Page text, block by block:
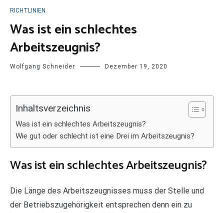
RICHTLINIEN
Was ist ein schlechtes
Arbeitszeugnis?
Wolfgang Schneider Dezember 19, 2020
Inhaltsverzeichnis
Was ist ein schlechtes Arbeitszeugnis?
Wie gut oder schlecht ist eine Drei im Arbeitszeugnis?
Was ist ein schlechtes Arbeitszeugnis?
Die Länge des Arbeitszeugnisses muss der Stelle und
der Betriebszugehörigkeit entsprechen denn ein zu